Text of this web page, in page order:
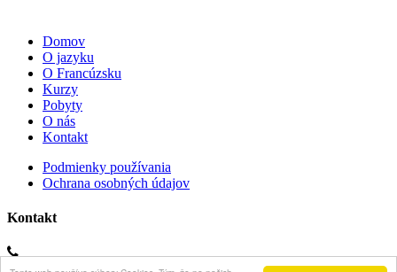
Domov
O jazyku
O Francúzsku
Kurzy
Pobyty
O nás
Kontakt
Podmienky používania
Ochrana osobných údajov
Kontakt
0910 197 421